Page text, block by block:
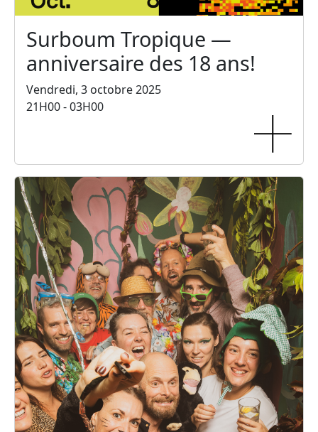
Surboum Tropique —
anniversaire des 18 ans!
Vendredi, 3 octobre 2025
21H00 - 03H00